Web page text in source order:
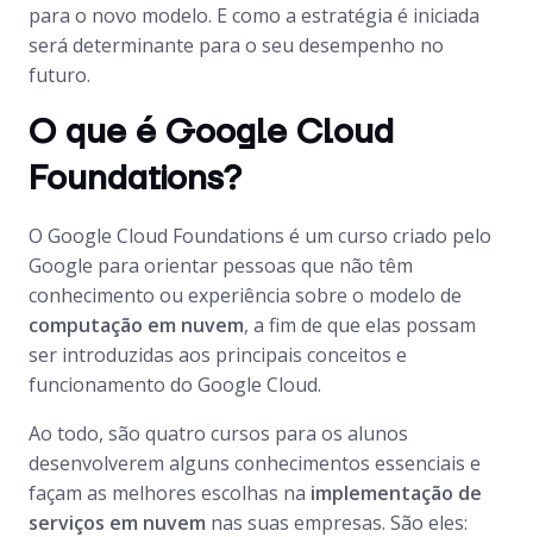
para o novo modelo. E como a estratégia é iniciada
será determinante para o seu desempenho no
futuro.
O que é Google Cloud
Foundations?
O Google Cloud Foundations é um curso criado pelo
Google para orientar pessoas que não têm
conhecimento ou experiência sobre o modelo de
computação em nuvem, a fim de que elas possam
ser introduzidas aos principais conceitos e
funcionamento do Google Cloud.
Ao todo, são quatro cursos para os alunos
desenvolverem alguns conhecimentos essenciais e
façam as melhores escolhas na implementação de
serviços em nuvem nas suas empresas. São eles: